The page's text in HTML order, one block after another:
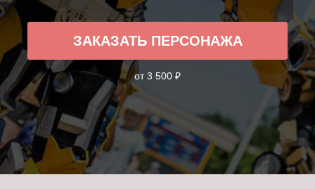
ЗАКАЗАТЬ ПЕРСОНАЖА
от 3 500 ₽